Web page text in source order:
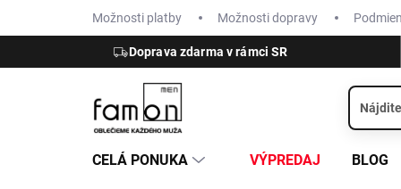
Možnosti platby Možnosti dopravy
Doprava zdarma v rámci SR
CELÁ PONUKA VÝPREDAJ BLOG